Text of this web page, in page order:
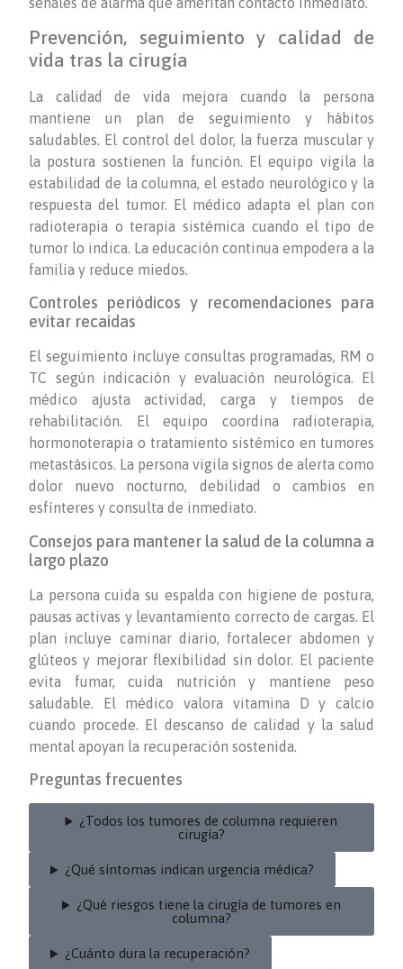
Prevención, seguimiento y calidad de
vida tras la cirugía
La calidad de vida mejora cuando la persona
mantiene un plan de seguimiento y hábitos
saludables. El control del dolor, la fuerza muscular y
la postura sostienen la función. El equipo vigila la
estabilidad de la columna, el estado neurológico y la
respuesta del tumor. El médico adapta el plan con
radioterapia o terapia sistémica cuando el tipo de
tumor lo indica. La educación continua empodera a la
familia y reduce miedos.
Controles periódicos y recomendaciones para
evitar recaídas
El seguimiento incluye consultas programadas, RM o
TC según indicación y evaluación neurológica. El
médico ajusta actividad, carga y tiempos de
rehabilitación. El equipo coordina radioterapia,
hormonoterapia o tratamiento sistémico en tumores
metastásicos. La persona vigila signos de alerta como
dolor nuevo nocturno, debilidad o cambios en
esfínteres y consulta de inmediato.
Consejos para mantener la salud de la columna a
largo plazo
La persona cuida su espalda con higiene de postura,
pausas activas y levantamiento correcto de cargas. El
plan incluye caminar diario, fortalecer abdomen y
glúteos y mejorar flexibilidad sin dolor. El paciente
evita fumar, cuida nutrición y mantiene peso
saludable. El médico valora vitamina D y calcio
cuando procede. El descanso de calidad y la salud
mental apoyan la recuperación sostenida.
Preguntas frecuentes
¿Todos los tumores de columna requieren
cirugía?
¿Qué síntomas indican urgencia médica?
¿Qué riesgos tiene la cirugía de tumores en
columna?
¿Cuánto dura la recuperación?